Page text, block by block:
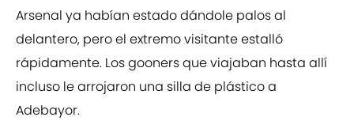
Arsenal ya habían estado dándole palos al
delantero, pero el extremo visitante estalló
rápidamente. Los gooners que viajaban hasta allí
incluso le arrojaron una silla de plástico a
Adebayor.